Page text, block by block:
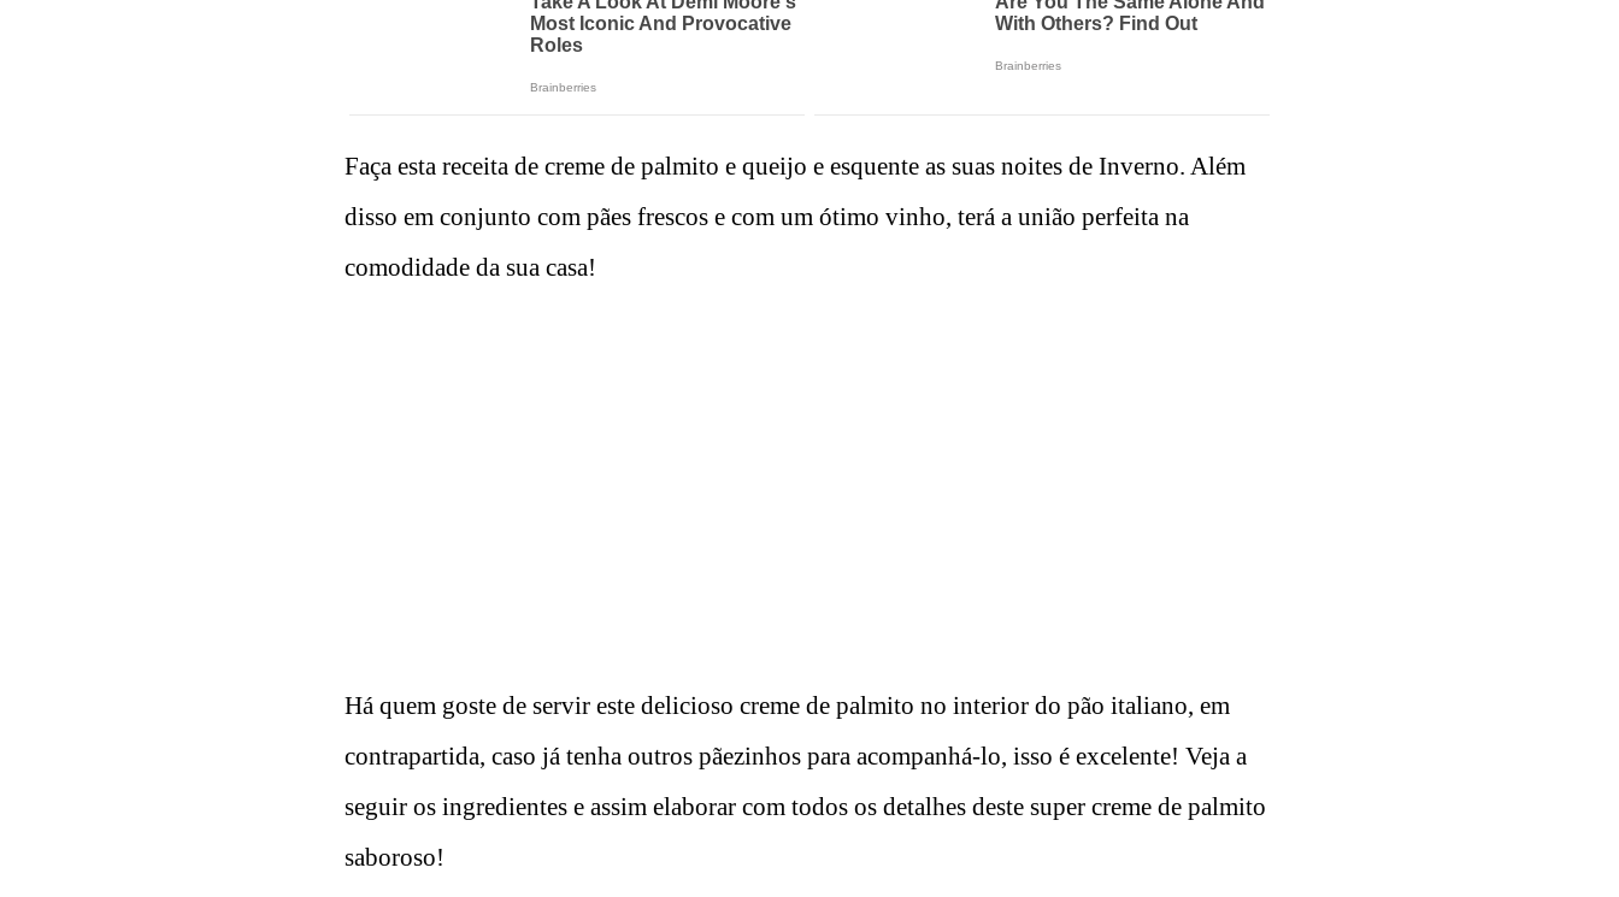
Faça esta receita de creme de palmito e queijo e esquente as suas noites de Inverno. Além
disso em conjunto com pães frescos e com um ótimo vinho, terá a união perfeita na
comodidade da sua casa!
Há quem goste de servir este delicioso creme de palmito no interior do pão italiano, em
contrapartida, caso já tenha outros pãezinhos para acompanhá-lo, isso é excelente! Veja a
seguir os ingredientes e assim elaborar com todos os detalhes deste super creme de palmito
saboroso!